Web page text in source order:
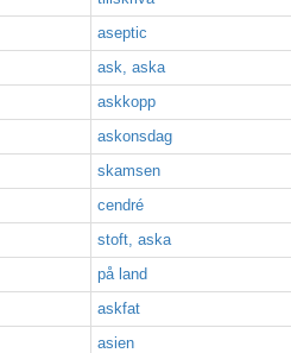
aseptic
ask, aska
askkopp
askonsdag
skamsen
cendré
stoft, aska
på land
askfat
asien